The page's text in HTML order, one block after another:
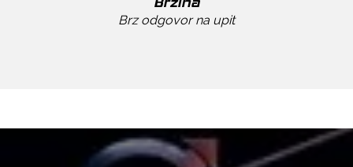
Brz odgovor na upit